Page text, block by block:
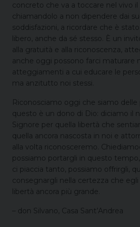
concreto che va a toccare nel vivo
chiamandolo a non dipendere dai
soddisfazioni, a ricordare che è
libero, anche da sé stesso. È un
alla gratuità e alla riconoscenza,
anche oggi possono farci maturare
atteggiamenti a cui educare le
ma anzitutto noi stessi.
Riconosciamo oggi che siamo
questo è un dono di Dio: diciamo il
Signore per quella libertà che
quella ancora nascosta in noi e
alla volta riconosceremo.
possiamo portargli in questo
ci piaccia tanto, possiamo offrirgli,
consegnargli nella certezza che
libertà ancora più grande.
– don Silvano, Casa Sant’Andrea